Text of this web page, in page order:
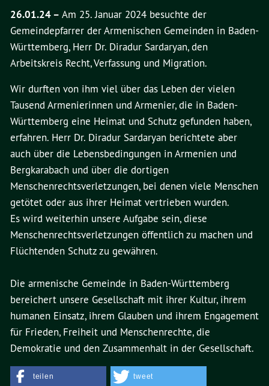
26.01.24 – Am 25. Januar 2024 besuchte der
Gemeindepfarrer der Armenischen Gemeinden in Baden-
Württemberg, Herr Dr. Diradur Sardaryan, den
Arbeitskreis Recht, Verfassung und Migration.
Wir durften von ihm viel über das Leben der vielen
Tausend Armenierinnen und Armenier, die in Baden-
Württemberg eine Heimat und Schutz gefunden haben,
erfahren. Herr Dr. Diradur Sardaryan berichtete aber
auch über die Lebensbedingungen in Armenien und
Bergkarabach und über die dortigen
Menschenrechtsverletzungen, bei denen viele Menschen
getötet oder aus ihrer Heimat vertrieben wurden.
Es wird weiterhin unsere Aufgabe sein, diese
Menschenrechtsverletzungen öffentlich zu machen und
Flüchtenden Schutz zu gewähren.
Die armenische Gemeinde in Baden-Württemberg
bereichert unsere Gesellschaft mit ihrer Kultur, ihrem
humanen Einsatz, ihrem Glauben und ihrem Engagement
für Frieden, Freiheit und Menschenrechte, die
Demokratie und den Zusammenhalt in der Gesellschaft.
teilen tweet